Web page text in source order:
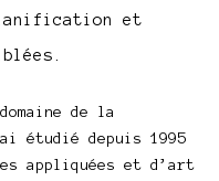
et
de la
étudié depuis 1995
appliquées et d’art